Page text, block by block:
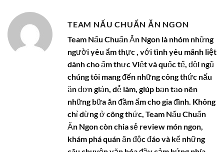
TEAM NẤU CHUẨN ĂN NGON
Team Nấu Chuẩn Ăn Ngon là nhóm những
người yêu ẩm thực , với tình yêu mãnh liệt
dành cho ẩm thực Việt và quốc tế, đội ngũ
chúng tôi mang đến những công thức nấu
ăn đơn giản, dễ làm, giúp bạn tạo nên
những bữa ăn đầm ấm cho gia đình. Không
chỉ dừng ở công thức, Team Nấu Chuẩn
Ăn Ngon còn chia sẻ review món ngon,
khám phá quán ăn độc đáo và kể những